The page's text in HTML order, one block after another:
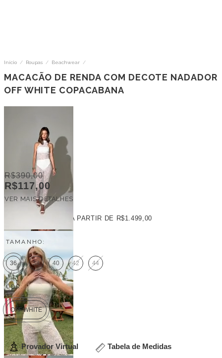
Início / Roupas / Beachwear /
MACACÃO DE RENDA COM DECOTE NADADOR
OFF WHITE COPACABANA
R$390,00
R$117,00
VER MAIS DETALHES
A PARTIR DE R$1.499,00
TAMANHO:
36 38 40 42 44
COR:
OFF WHITE
Provador Virtual Tabela de Medidas